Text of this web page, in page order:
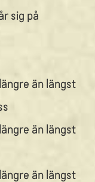
sig på
än längst
än längst
än längst